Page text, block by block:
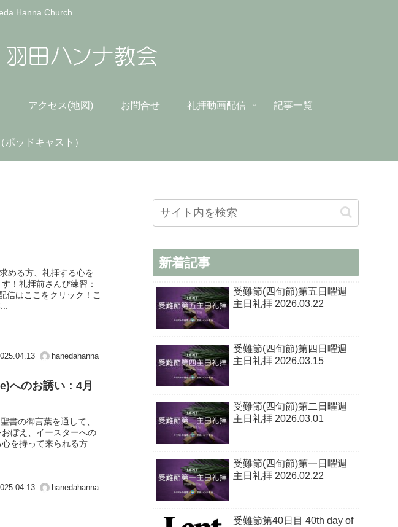
Hanna Church
アクセス(地図) お問合せ 礼拝動画配信 記事一覧
ッドキャスト）
める方、礼拝する心を
！礼拝前さんび練習：
はここをクリック！こ
hanedahanna
へのお誘い：4月
書の御言葉を通して、
ぼえ、イースターへの
を持って来られる方
hanedahanna
新着記事
受難節(四旬節)第五日曜週
主日礼拝 2026.03.22
受難節(四旬節)第四日曜週
主日礼拝 2026.03.15
受難節(四旬節)第二日曜週
主日礼拝 2026.03.01
受難節(四旬節)第一日曜週
主日礼拝 2026.02.22
受難節第40日目 40th day of